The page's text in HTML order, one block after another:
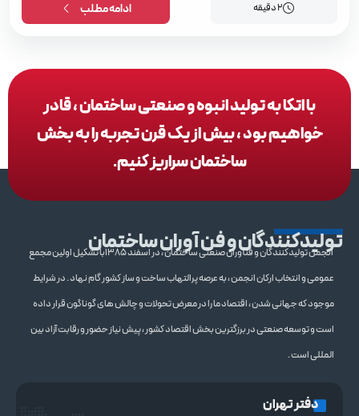
2 دقیقه ادامه مطلب
با اتکا به تولید انبوه و صنعتی ساختمان ، قادر
خواهیم بود ، بیش از یک قرن تجربه را به بخش
ساختمان سراریز کنیم.
تولیدکنندگان و فن آوران ساختمانانجمن تولیدکنندگان و فنآوران صنعتی ساختمان ، در اسفند 1385با تشکیل اولین مجمع
عمومی و انتخاب ارکان انجمن ، به عرصه پرالتهاب ساخت و ساز کشور گام نهاد . در شرایط
موجود که جهانی شدن ، اقتصاد ما را در معرض تحولات و چالش های گوناگون قرار داده
است و توسعه صنعتی در برزگترین بخش اقتصاد کشور ، پیش نیاز حضور و رقابت آزاد بین
المللی است .
دفتر تهران